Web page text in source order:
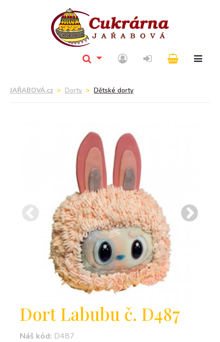
JAŘABOVÁ.cz Dorty Dětské dorty
Dort Labubu č. D487
Náš kód: D487